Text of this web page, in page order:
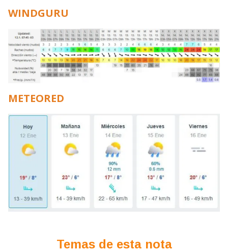
WINDGURU
METEORED
Temas de esta nota